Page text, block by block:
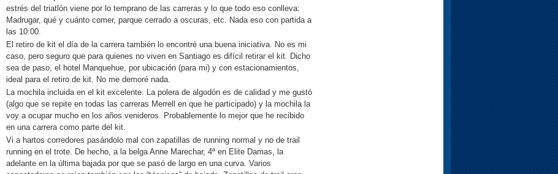
estrés del triatlón viene por lo temprano de las carreras y lo que todo eso conlleva:
Madrugar, qué y cuánto comer, parque cerrado a oscuras, etc. Nada eso con partida a
las 10:00.
El retiro de kit el día de la carrera también lo encontré una buena iniciativa. No es mi
caso, pero seguro que para quienes no viven en Santiago es difícil retirar el kit. Dicho
sea de paso, el hotel Manquehue, por ubicación (para mi) y con estacionamientos,
ideal para el retiro de kit. No me demoré nada.
La mochila incluida en el kit excelente. La polera de algodón es de calidad y me gustó
(algo que se repite en todas las carreras Merrell en que he participado) y la mochila la
voy a ocupar mucho en los años venideros. Probablemente lo mejor que he recibido
en una carrera como parte del kit.
Vi a hartos corredores pasándolo mal con zapatillas de running normal y no de trail
running en el trote. De hecho, a la belga Anne Marechar, 4ª en Elite Damas, la
adelante en la última bajada por que se pasó de largo en una curva. Varios